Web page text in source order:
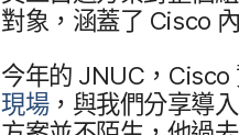
對象，​涵蓋​了 Cisco
今年​的 JNUC ， Cisco
現場，​與​我們​分享導